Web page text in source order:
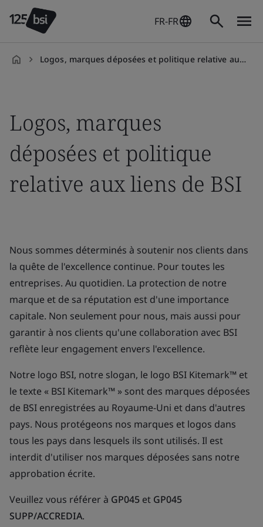
FR-FR
Logos, marques déposées et politique relative aux liens de BSI
Logos, marques
déposées et politique
relative aux liens de BSI
Nous sommes déterminés à soutenir nos clients dans
la quête de l'excellence continue. Pour toutes les
entreprises. Au quotidien. La protection de notre
marque et de sa réputation est d'une importance
capitale. Non seulement pour nous, mais aussi pour
garantir à nos clients qu'une collaboration avec BSI
reflète leur engagement envers l'excellence.
Notre logo BSI, notre slogan, le logo BSI Kitemark™ et
le texte « BSI Kitemark™ » sont des marques déposées
de BSI enregistrées au Royaume-Uni et dans d'autres
pays. Nous protégeons nos marques et logos dans
tous les pays dans lesquels ils sont utilisés. Il est
interdit d'utiliser nos marques déposées sans notre
approbation écrite.
Veuillez vous référer à GP045 et GP045
SUPP/ACCREDIA.